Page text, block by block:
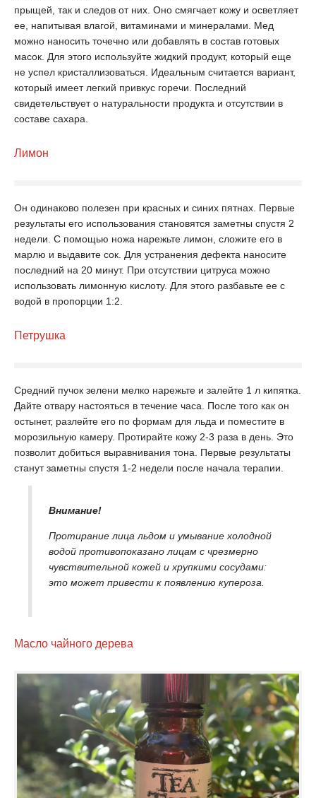
прыщей, так и следов от них. Оно смягчает кожу и осветляет
ее, напитывая влагой, витаминами и минералами. Мед
можно наносить точечно или добавлять в состав готовых
масок. Для этого используйте жидкий продукт, который еще
не успел кристаллизоваться. Идеальным считается вариант,
который имеет легкий привкус горечи. Последний
свидетельствует о натуральности продукта и отсутствии в
составе сахара.
Лимон
Он одинаково полезен при красных и синих пятнах. Первые
результаты его использования становятся заметны спустя 2
недели. С помощью ножа нарежьте лимон, сложите его в
марлю и выдавите сок. Для устранения дефекта наносите
последний на 20 минут. При отсутствии цитруса можно
использовать лимонную кислоту. Для этого разбавьте ее с
водой в пропорции 1:2.
Петрушка
Средний пучок зелени мелко нарежьте и залейте 1 л кипятка.
Дайте отвару настояться в течение часа. После того как он
остынет, разлейте его по формам для льда и поместите в
морозильную камеру. Протирайте кожу 2-3 раза в день. Это
позволит добиться выравнивания тона. Первые результаты
станут заметны спустя 1-2 недели после начала терапии.
Внимание!
Протирание лица льдом и умывание холодной
водой противопоказано лицам с чрезмерно
чувствительной кожей и хрупкими сосудами:
это может привести к появлению купероза.
Масло чайного дерева